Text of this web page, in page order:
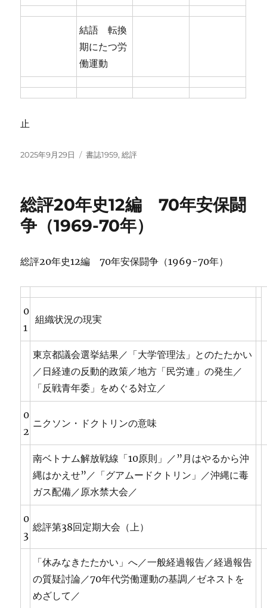
結語 転換
期にたつ労
働運動
止
投
2025年9月29日
カ
ー
書誌1959,総評
総評20年史12編 70年安保闘
争（1969-70年）
総評20年史12編 70年安保闘争（1969-70年）
0
1
組織状況の現実
東京都議会選挙結果／「大学管理法」とのたたかい
／日経連の反動的政策／地方「民労連」の発生／
「反戦青年委」をめぐる対立／
0
2
ニクソン・ドクトリンの意味
南ベトナム解放戦線「10原則」／”月はやるから沖
縄はかえせ”／「グアムードクトリン」／沖縄に毒
ガス配備／原水禁大会／
0
3
総評第38回定期大会（上）
「休みなきたたかい」へ／一般経過報告／経過報告
の質疑討論／70年代労働運動の基調／ゼネストを
めざして／